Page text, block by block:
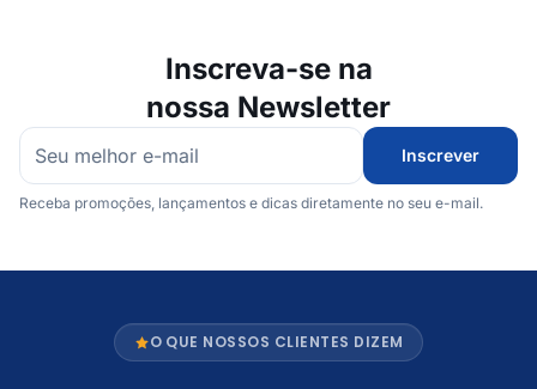
Inscreva-se na
nossa Newsletter
Inscrever
Receba promoções, lançamentos e dicas diretamente no seu e-mail.
O QUE NOSSOS CLIENTES DIZEM